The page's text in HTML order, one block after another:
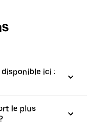
ici :
le plus